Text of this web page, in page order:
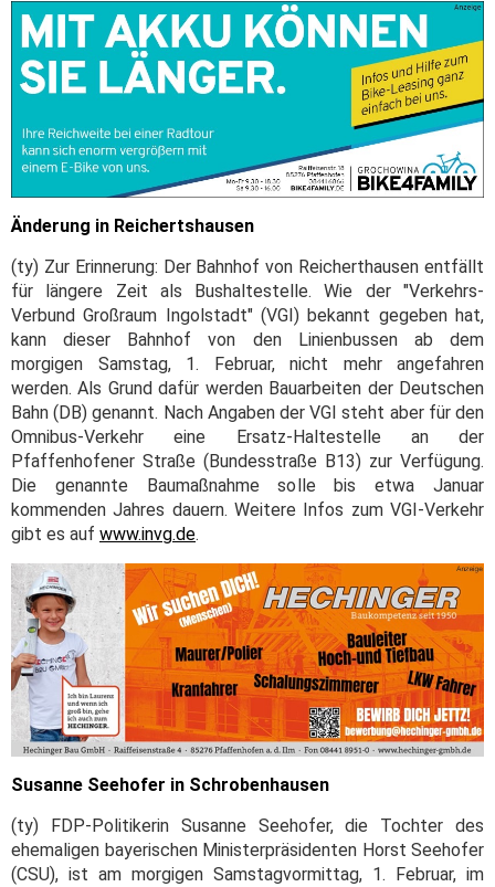
Änderung in Reichertshausen
(ty) Zur Erinnerung: Der Bahnhof von Reicherthausen entfällt
für längere Zeit als Bushaltestelle. Wie der "Verkehrs-
Verbund Großraum Ingolstadt" (VGI) bekannt gegeben hat,
kann dieser Bahnhof von den Linienbussen ab dem
morgigen Samstag, 1. Februar, nicht mehr angefahren
werden. Als Grund dafür werden Bauarbeiten der Deutschen
Bahn (DB) genannt. Nach Angaben der VGI steht aber für den
Omnibus-Verkehr eine Ersatz-Haltestelle an der
Pfaffenhofener Straße (Bundesstraße B13) zur Verfügung.
Die genannte Baumaßnahme solle bis etwa Januar
kommenden Jahres dauern. Weitere Infos zum VGI-Verkehr
gibt es auf www.invg.de.
Susanne Seehofer in Schrobenhausen
(ty) FDP-Politikerin Susanne Seehofer, die Tochter des
ehemaligen bayerischen Ministerpräsidenten Horst Seehofer
(CSU), ist am morgigen Samstagvormittag, 1. Februar, im